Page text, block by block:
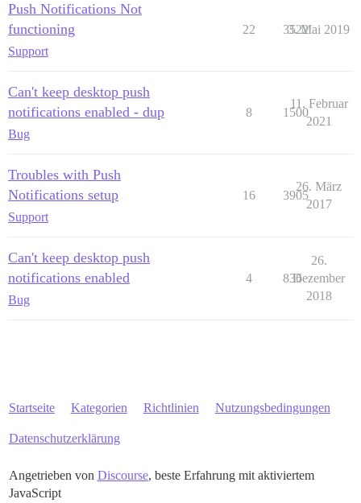
Push Notifications Not
functioning
Support
22 3522
3. Mai 2019
Can't keep desktop push
notifications enabled - dup
Bug
8 1500
11. Februar
2021
Troubles with Push
Notifications setup
Support
16 3905
26. März
2017
Can't keep desktop push
notifications enabled
Bug
4 836
26.
Dezember
2018
Startseite Kategorien Richtlinien Nutzungsbedingungen
Datenschutzerklärung
Angetrieben von Discourse, beste Erfahrung mit aktiviertem
JavaScript